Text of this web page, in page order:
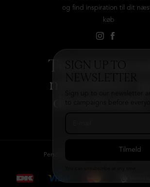
SIGN UP TO
og find inspiration til dit
køb
Tilmeld dig
nyhedsbrev og
Persondatapolitik